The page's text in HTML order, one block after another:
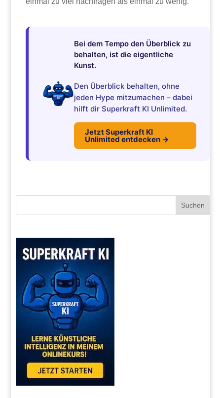
Bei dem Tempo den Überblick zu
behalten, ist die eigentliche
Kunst.
Den Überblick behalten, ohne
jeden Hype mitzumachen – dabei
hilft dir Superkraft KI Unlimited.
Jetzt Superkraft KI
Unlimited entdecken →